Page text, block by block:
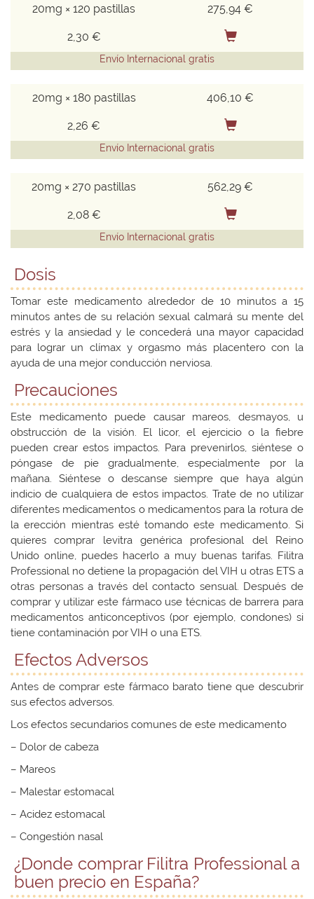
20mg × 120 pastillas 275,94 €
2,30 €
Envío Internacional gratis
20mg × 180 pastillas 406,10 €
2,26 €
Envío Internacional gratis
20mg × 270 pastillas 562,29 €
2,08 €
Envío Internacional gratis
Dosis
Tomar este medicamento alrededor de 10 minutos a 15
minutos antes de su relación sexual calmará su mente del
estrés y la ansiedad y le concederá una mayor capacidad
para lograr un clímax y orgasmo más placentero con la
ayuda de una mejor conducción nerviosa.
Precauciones
Este medicamento puede causar mareos, desmayos, u
obstrucción de la visión. El licor, el ejercicio o la fiebre
pueden crear estos impactos. Para prevenirlos, siéntese o
póngase de pie gradualmente, especialmente por la
mañana. Siéntese o descanse siempre que haya algún
indicio de cualquiera de estos impactos. Trate de no utilizar
diferentes medicamentos o medicamentos para la rotura de
la erección mientras esté tomando este medicamento. Si
quieres comprar levitra genérica profesional del Reino
Unido online, puedes hacerlo a muy buenas tarifas. Filitra
Professional no detiene la propagación del VIH u otras ETS a
otras personas a través del contacto sensual. Después de
comprar y utilizar este fármaco use técnicas de barrera para
medicamentos anticonceptivos (por ejemplo, condones) si
tiene contaminación por VIH o una ETS.
Efectos Adversos
Antes de comprar este fármaco barato tiene que descubrir
sus efectos adversos.
Los efectos secundarios comunes de este medicamento
– Dolor de cabeza
– Mareos
– Malestar estomacal
– Acidez estomacal
– Congestión nasal
¿Donde comprar Filitra Professional a
buen precio en España?